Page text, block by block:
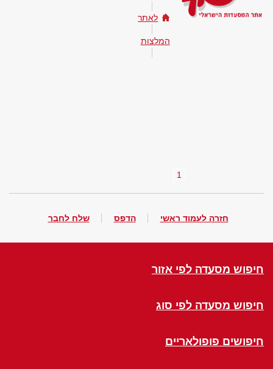
לאתר
המלצות
1
חזרה לעמוד ראשי הדפס שלח לחבר
חיפוש מסעדה לפי אזור
חיפוש מסעדה לפי סוג
חיפושים פופולאריים